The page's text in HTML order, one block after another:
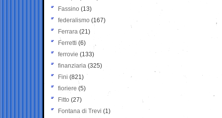
Fassino (13)
federalismo (167)
Ferrara (21)
Ferretti (6)
ferrovie (133)
finanziaria (325)
Fini (821)
fioriere (5)
Fitto (27)
Fontana di Trevi (1)